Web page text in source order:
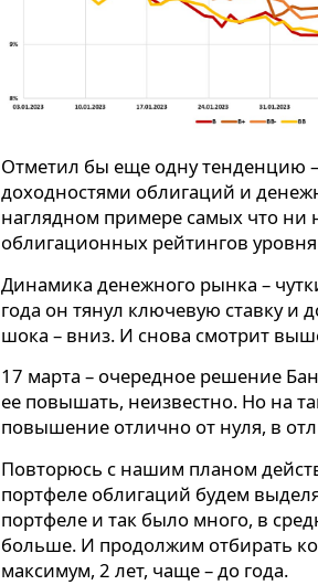
Отметил бы еще одну тенденцию
доходностями облигаций и
наглядном примере самых что ни
облигационных рейтингов
Динамика денежного рынка –
года он тянул ключевую ставку и
шока – вниз. И снова смотрит
17 марта – очередное решение
ее повышать, неизвестно. Но на
повышение отлично от нуля, в
Повторюсь с нашим планом
портфеле облигаций будем
портфеле и так было много, в
больше. И продолжим отбирать
максимум, 2 лет, чаще – до года.